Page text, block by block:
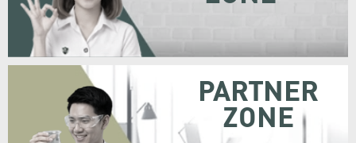
PARTNER
ZONE